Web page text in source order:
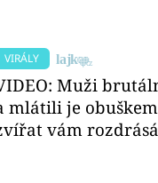
VIRÁLY
Muži
mlátili je
vám